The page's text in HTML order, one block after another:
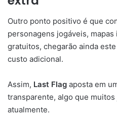
Outro ponto positivo é que
personagens jogáveis,
gratuitos, chegarão ainda
custo adicional.
Assim, Last Flag aposta em
transparente, algo que
atualmente.